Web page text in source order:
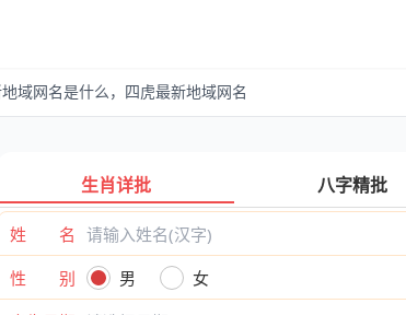
域网名是什么，四虎最新地域网名
生肖详批 八字精批
姓 名
性 别
男
女